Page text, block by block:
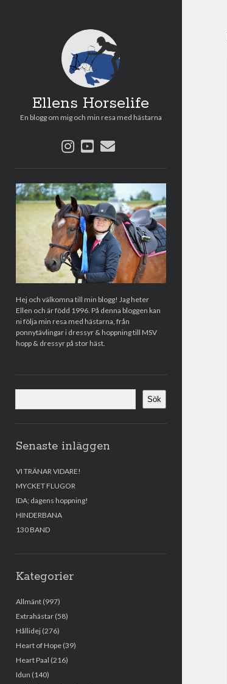
Ellens Horselife
En blogg om mig och min resa med hästarna
instagram
youtube
e-
Sidopanel
Hej och välkomna till min blogg! Jag heter
Ellen och är född 1996. På denna bloggen kan
ni följa min resa med hästarna, från
ponnytävlingar i dressyr & hoppning till MSV
hopp & dressyr på stor häst.
Sök
Senaste inläggen
VI TRÄNAR VIDARE!
MYCKET FLUGOR
IDA; dagens hoppning!
HINDERBANA
130 BAND
Kategorier
Allmänt(997)
Extrahästar(58)
Hållidej(276)
Heart of Hope(39)
Heart Paal (216)
Idun (140)